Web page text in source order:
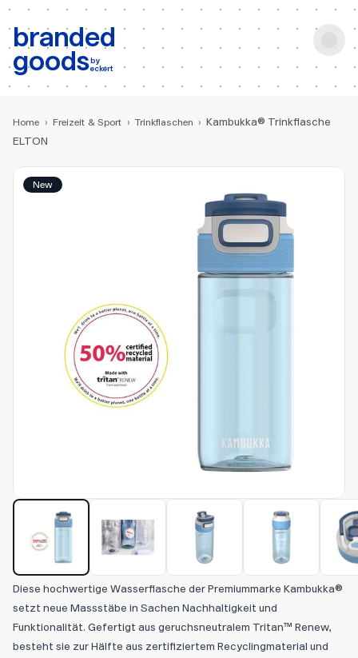
branded
goodsby
eckert
b: Produktsuche
Home › Freizeit & Sport › Trinkflaschen › Kambukka® Trinkflasche
ELTON
New
Diese hochwertige Wasserflasche der Premiummarke Kambukka®
setzt neue Massstäbe in Sachen Nachhaltigkeit und
Funktionalität. Gefertigt aus geruchsneutralem Tritan™ Renew,
besteht sie zur Hälfte aus zertifiziertem Recyclingmaterial und